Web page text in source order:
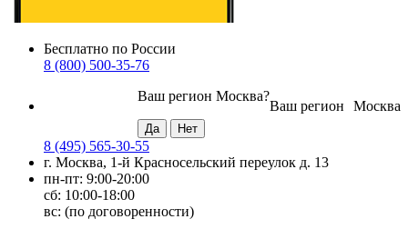
Бесплатно по России
8 (800) 500-35-76
Москва
Ваш регион
Ваш регион Москва?
8 (495) 565-30-55
г. Москва, 1-й Красносельский переулок д. 13
пн-пт: 9:00-20:00
сб: 10:00-18:00
вс: (по договоренности)